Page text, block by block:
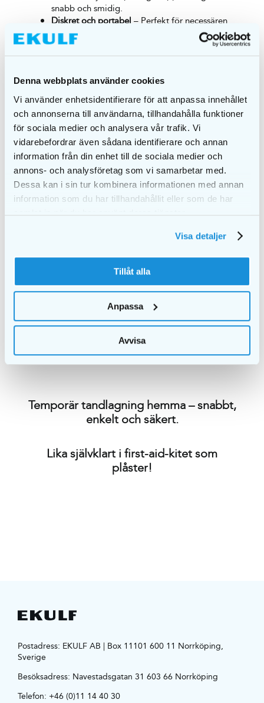
Denna webbplats använder cookies
Vi använder enhetsidentifierare för att anpassa innehållet
och annonserna till användarna, tillhandahålla funktioner
för sociala medier och analysera vår trafik. Vi
vidarebefordrar även sådana identifierare och annan
information från din enhet till de sociala medier och
annons- och analysföretag som vi samarbetar med.
Dessa kan i sin tur kombinera informationen med annan
information som du har tillhandahållit eller som de har
samlat in när du har använt deras tjänster.
Visa detaljer
Tillåt alla
Anpassa
Avvisa
snabb och smidig.
Diskret och portabel – Perfekt för necessären
eller resan.
Innehåller: 1 burk dentalt cement & 1 spatel
CE-märkt
Medicinteknisk produkt, klass I
För vuxna användare (ej permanent lösning)
Viktigt
Detta är en tillfällig reperation och användaren
bör uppsöka tandläkarvård inom 48 timmar.
reparerade tanden i 2–3 timmar för bästa
Produkten ska inte användas om individen är
allergisk mot Eugenol.
Rådgör med din läkare innan användning om
du är gravid eller ammar.
Produkten ska inte användas om individen
upplever smärta, svullnad eller har öppna sår.
Får inte användas på barn under 12 år.
Förvaras i rumstemperatur.
Temporär tandlagning hemma – snabbt,
enkelt och säkert.
Lika självklart i first-aid-kitet som
plåster!
Postadress: EKULF AB | Box 11101 600 11 Norrköping,
Sverige
Besöksadress: Navestadsgatan 31 603 66 Norrköping
Telefon: +46 (0)11 14 40 30